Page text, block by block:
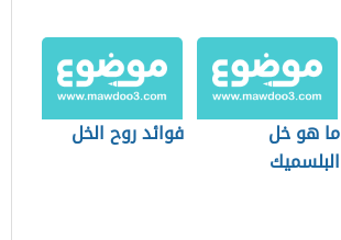
ما هو خل
البلسميك
فوائد روح الخل